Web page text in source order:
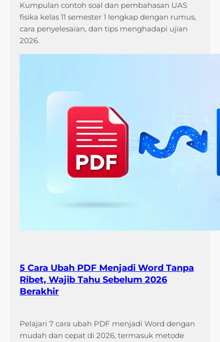
Kumpulan contoh soal dan pembahasan UAS
fisika kelas 11 semester 1 lengkap dengan rumus,
cara penyelesaian, dan tips menghadapi ujian
2026.
5 Cara Ubah PDF Menjadi Word Tanpa
Ribet, Wajib Tahu Sebelum 2026
Berakhir
Pelajari 7 cara ubah PDF menjadi Word dengan
mudah dan cepat di 2026, termasuk metode